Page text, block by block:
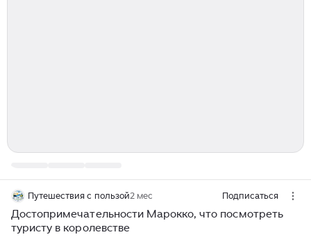
Путешествия с пользой2 мес Подписаться
Достопримечательности Марокко, что посмотреть
туристу в королевстве